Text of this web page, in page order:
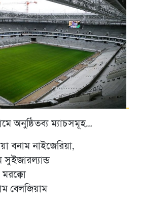
অনুষ্ঠিতব্য ম্যাচসমূহ…
বনাম নাইজেরিয়া,
সুইজারল্যান্ড
বেলজিয়াম